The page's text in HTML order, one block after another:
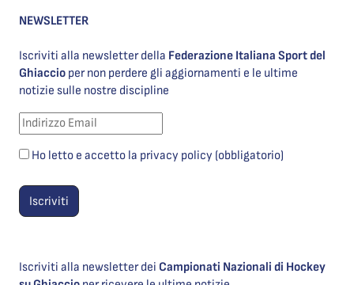
NEWSLETTER
Iscriviti alla newsletter della Federazione Italiana Sport del
Ghiaccio per non perdere gli aggiornamenti e le ultime
notizie sulle nostre discipline
Ho letto e accetto la privacy policy (obbligatorio)
Iscriviti alla newsletter dei Campionati Nazionali di Hockey